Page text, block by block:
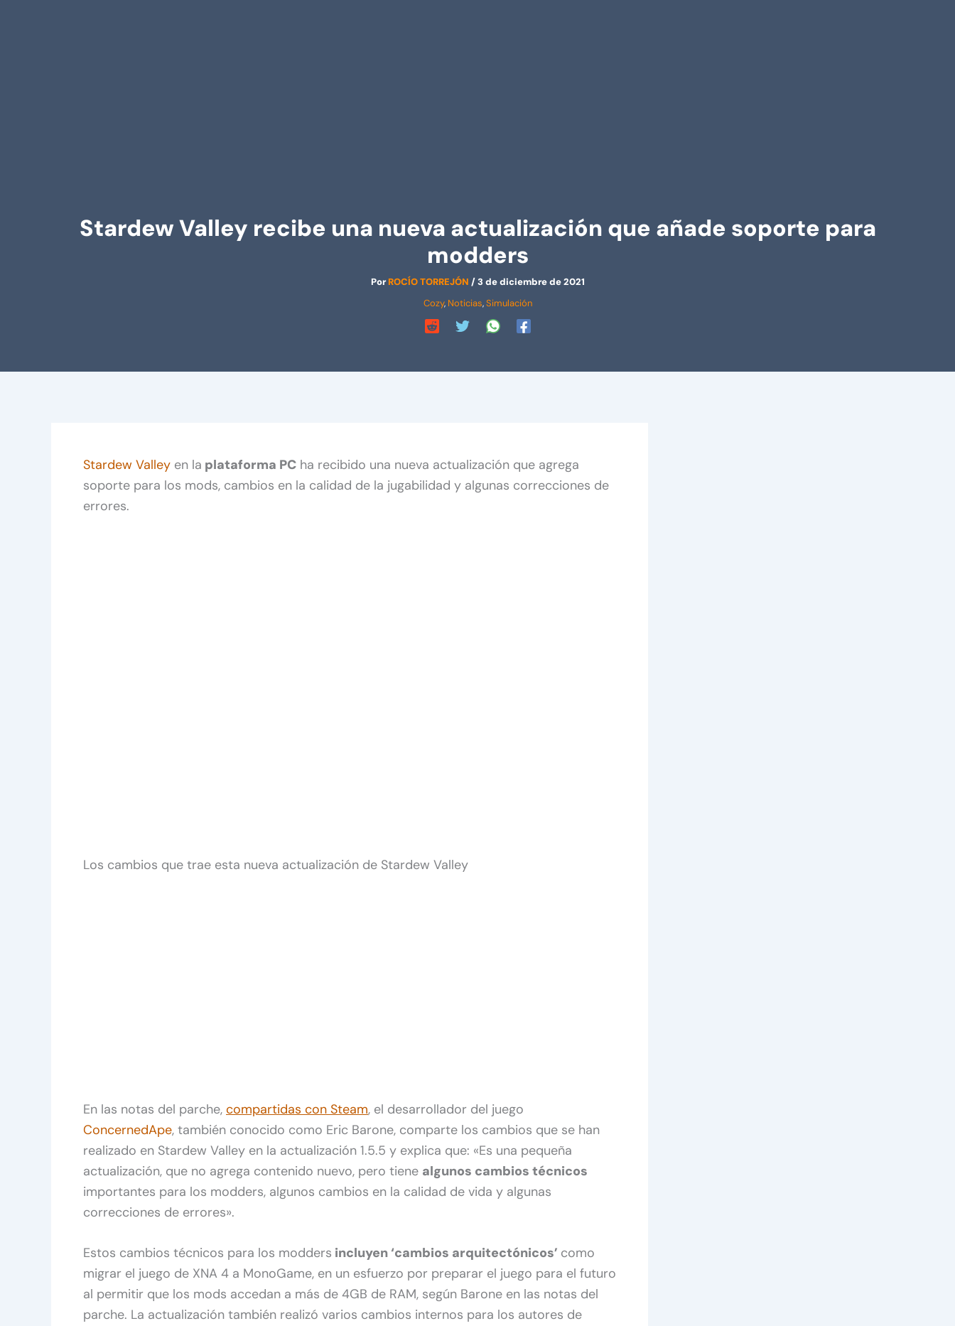
Stardew Valley recibe una nueva actualización que añade soporte para
modders
PorROCÍO TORREJÓN /3 de diciembre de 2021
Cozy, Noticias,Simulación
Stardew Valley en la plataforma PC ha recibido una nueva actualización que agrega
soporte para los mods, cambios en la calidad de la jugabilidad y algunas correcciones de
errores.
Los cambios que trae esta nueva actualización de Stardew Valley
En las notas del parche, compartidas con Steam, el desarrollador del juego
ConcernedApe, también conocido como Eric Barone, comparte los cambios que se han
realizado en Stardew Valley en la actualización 1.5.5 y explica que: «Es una pequeña
actualización, que no agrega contenido nuevo, pero tiene algunos cambios técnicos
importantes para los modders, algunos cambios en la calidad de vida y algunas
correcciones de errores».
Estos cambios técnicos para los modders incluyen ‘cambios arquitectónicos’ como
migrar el juego de XNA 4 a MonoGame, en un esfuerzo por preparar el juego para el futuro
al permitir que los mods accedan a más de 4GB de RAM, según Barone en las notas del
parche. La actualización también realizó varios cambios internos para los autores de